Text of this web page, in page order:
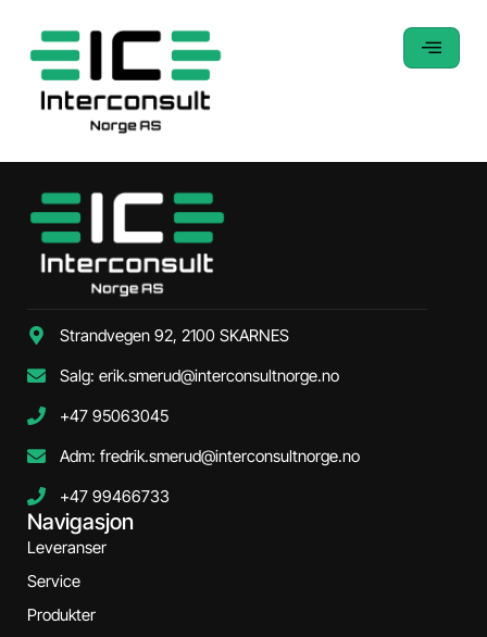
Strandvegen 92, 2100 SKARNES
Salg: erik.smerud@interconsultnorge.no
+47 95063045
Adm: fredrik.smerud@interconsultnorge.no
+47 99466733
Navigasjon
Leveranser
Service
Produkter